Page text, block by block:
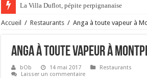
La Villa Duflot, pépite perpignanaise
Accueil / Restaurants / Anga à toute vapeur à
Anga à toute vapeur à
bOb 14 mai 2017
Restaurants
Laisser un commentaire